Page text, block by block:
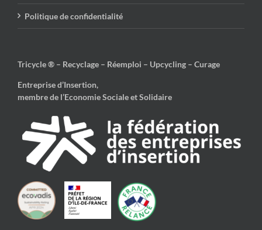
Politique de confidentialité
Tricycle ® – Recyclage – Réemploi – Upcycling – Curage
Entreprise d’Insertion,
membre de l’Economie Sociale et Solidaire